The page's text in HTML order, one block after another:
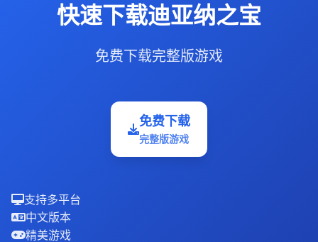
快速下载迪亚纳之宝
免费下载完整版游戏
免费下载
完整版游戏
支持多平台
中文版本
精美游戏